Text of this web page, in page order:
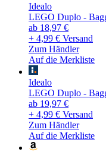
Idealo
LEGO Duplo -
ab 18,97 €
+ 4,99 € Versand
Zum Händler
Auf die Merkliste
Idealo
LEGO Duplo -
ab 19,97 €
+ 4,99 € Versand
Zum Händler
Auf die Merkliste